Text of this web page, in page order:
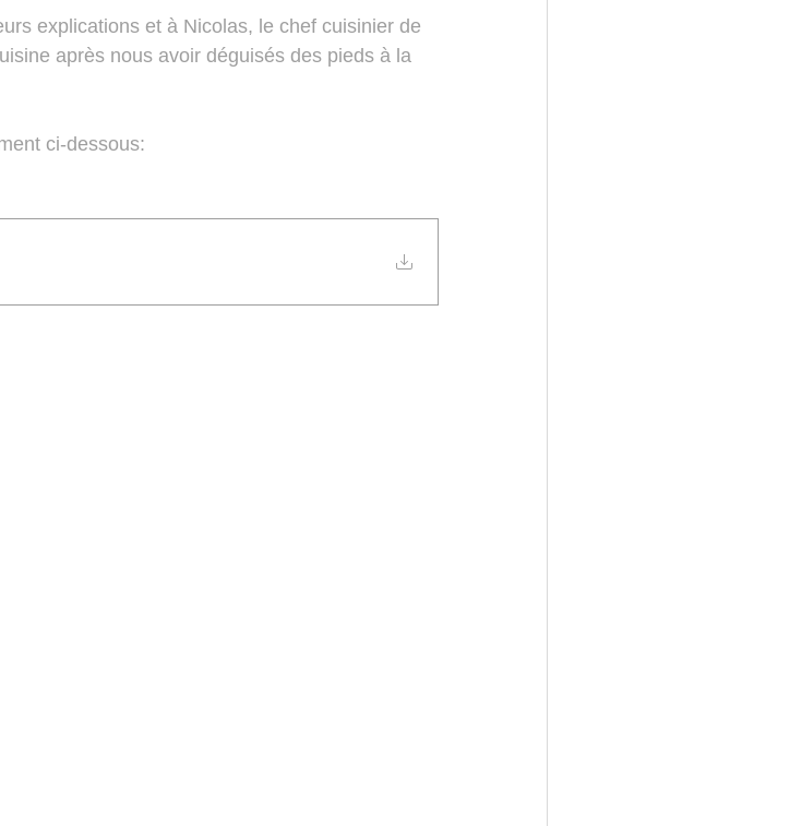
explications et à Nicolas, le chef cuisinier de
après nous avoir déguisés des pieds à la
ci-dessous: